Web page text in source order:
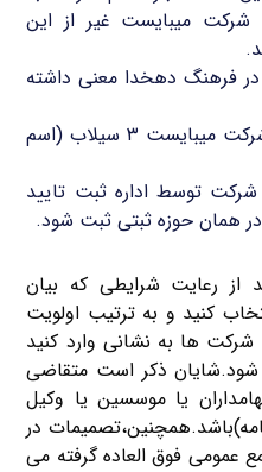
میبایست غیر از این
فرهنگ دهخدا معنی داشته
اسامی انتخابی برای نام شرکت میبایست ۳ سیلاب (اسم
توسط اداره ثبت تایید
همان حوزه ثبتی ثبت شود.
از رعایت شرایطی که بیان
کنید و به ترتیب اولویت
شرکت ها به نشانی وارد کنید
شود.شایان ذکر است متقاضی
یا موسسین یا وکیل
در
عمومی فوق العاده گرفته می